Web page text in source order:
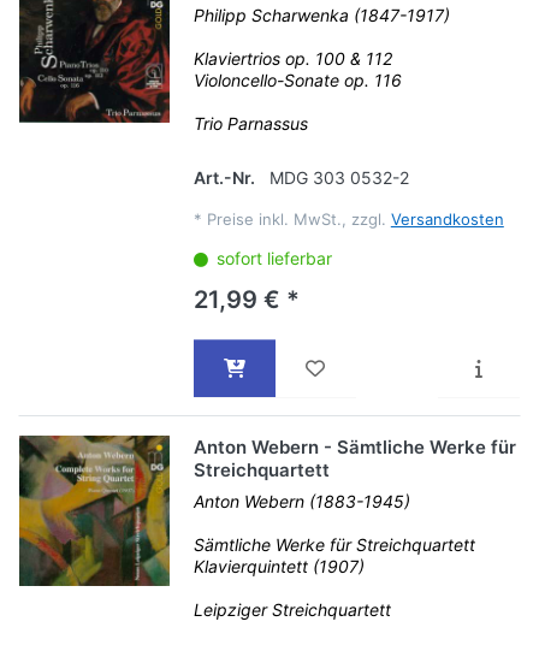
Philipp Scharwenka (1847-1917)
Klaviertrios op. 100 & 112
Violoncello-Sonate op. 116
Trio Parnassus
Art.-Nr. MDG 303 0532-2
* Preise inkl. MwSt., zzgl. Versandkosten
sofort lieferbar
21,99 € *
Anton Webern - Sämtliche Werke für
Streichquartett
Anton Webern (1883-1945)
Sämtliche Werke für Streichquartett
Klavierquintett (1907)
Leipziger Streichquartett